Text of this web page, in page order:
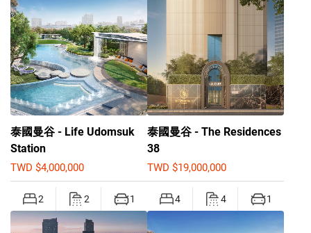
泰國曼谷 - Life Udomsuk
Station
TWD $4,000,000
2 2 1
泰國曼谷 - The Residences
38
TWD $19,000,000
4 4 1